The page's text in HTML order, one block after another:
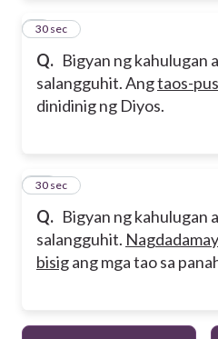
Q. Bigyan ng kahulugan
salangguhit. Angtaos-
dinidinig ng Diyos.
9
30 sec
Q. Bigyan ng kahulugan
salangguhit.
bisigang mga tao sa
10
30 sec